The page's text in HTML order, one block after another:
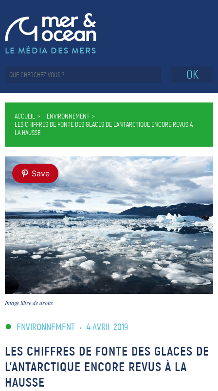
LE MÉDIA DES MERS
OK
ACCUEIL
ENVIRONNEMENT
LES CHIFFRES DE FONTE DES GLACES DE L’ANTARCTIQUE ENCORE REVUS À
LA HAUSSE
Save
Image libre de droits
ENVIRONNEMENT • 4 AVRIL 2019
LES CHIFFRES DE FONTE DES GLACES DE
L’ANTARCTIQUE ENCORE REVUS À LA
HAUSSE